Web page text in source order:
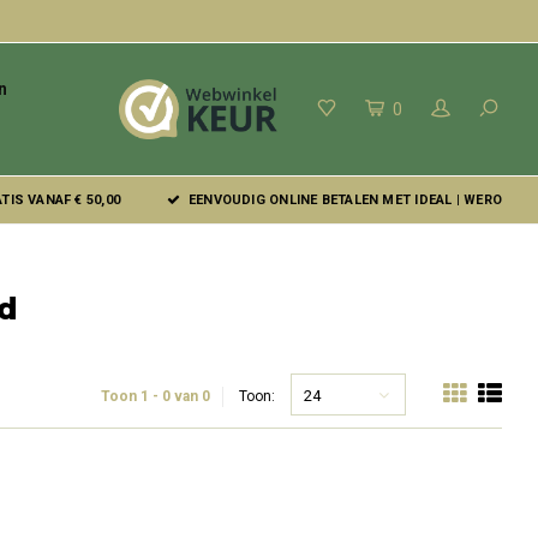
0
VANAF € 50,00 EENVOUDIG ONLINE BETALEN MET IDEAL | WERO
Toon 1 - 0 van 0 Toon: 24